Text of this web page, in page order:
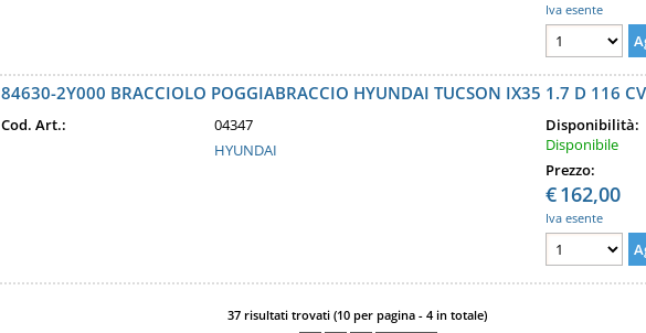
Iva esente
84630-2Y000 BRACCIOLO POGGIABRACCIO HYUNDAI TUCSON IX35 1.7 D 116
Cod. Art.:
04347
HYUNDAI
Disponibilità:
Disponibile
Prezzo:
€162,00
Iva esente
37 risultati trovati (10 per pagina - 4 in totale)